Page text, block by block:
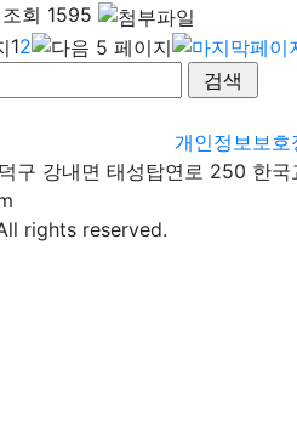
조회 1595
12
개인정보보호
구 강내면 태성탑연로 250
rights reserved.